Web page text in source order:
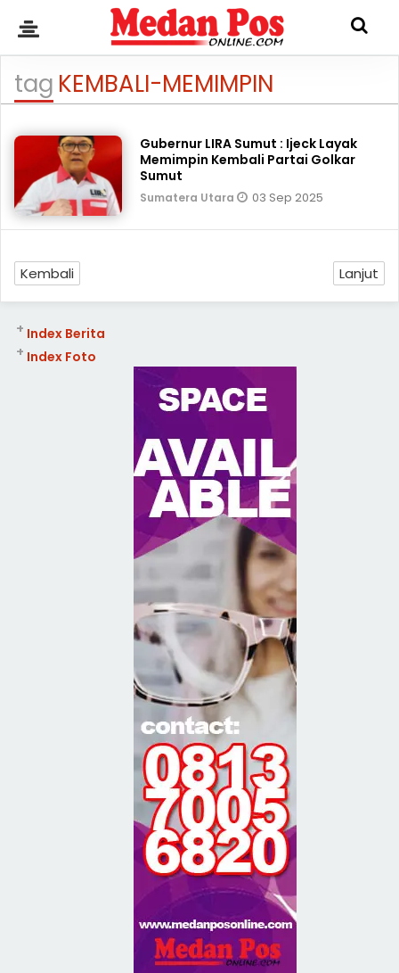
tag KEMBALI-MEMIMPIN
Gubernur LIRA Sumut : Ijeck Layak
Memimpin Kembali Partai Golkar
Sumut
Sumatera Utara 03 Sep 2025
Kembali Lanjut
Index Berita
+
Index Foto
+